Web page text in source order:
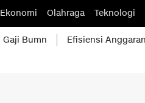
Ekonomi Olahraga Teknologi
Gaji Bumn Efisiensi Anggaran